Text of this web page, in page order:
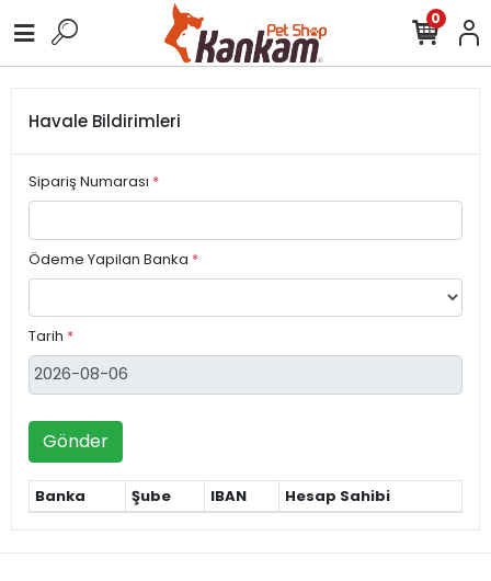
0
Havale Bildirimleri
Sipariş Numarası *
Ödeme Yapilan Banka *
Tarih *
Gönder
Banka Şube IBAN Hesap Sahibi